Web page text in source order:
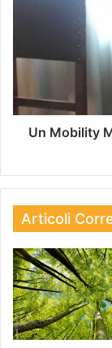
Un Mobility
Articoli